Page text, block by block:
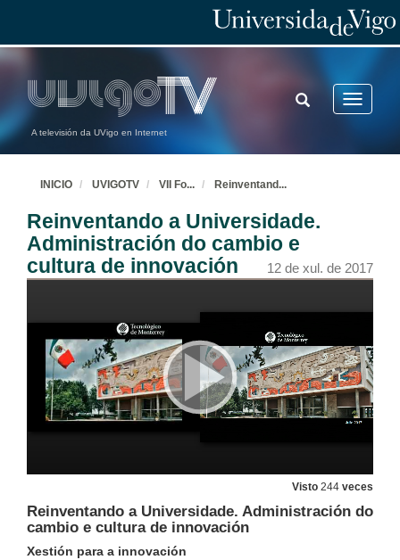
A televisión da UVigo en Internet
Toggle
TOGGLE
SEARCH
INICIO UVIGOTV VII Fo... Reinventand...
Reinventando a Universidade.
Administración do cambio e
cultura de innovación
12 de xul. de 2017
Visto 244 veces
Reinventando a Universidade. Administración do
cambio e cultura de innovación
Xestión para a innovación
VII Foro Internacional de Innovación Universitaria
Discurso de apertura de Aurelio Villa Sánchez
12 de xul. de 2017
Discurso de apertura de Héctor Rodríguez Martínez